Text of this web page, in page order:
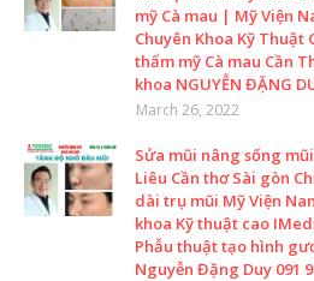
mỹ Cà mau | Mỹ Viện
Chuyên Khoa Kỹ
thẩm mỹ Cà mau Cần
khoa NGUYỄN ĐẶNG
March 26, 2022
Sửa mũi nâng sống
Liêu Cần thơ Sài gòn
dài trụ mũi Mỹ Viện
khoa Kỹ thuật cao
Phẫu thuật tạo hình
Nguyễn Đặng Duy 091